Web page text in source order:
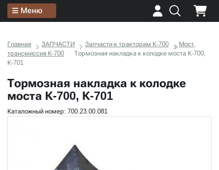
Меню
Главная ЗАПЧАСТИ Запчасти к тракторам К-700
Мост,
трансмиссия К-700
Тормозная накладка к колодке моста К-700,
К-701
Тормозная накладка к колодке
моста К-700, К-701
Каталожный номер: 700.23.00.081